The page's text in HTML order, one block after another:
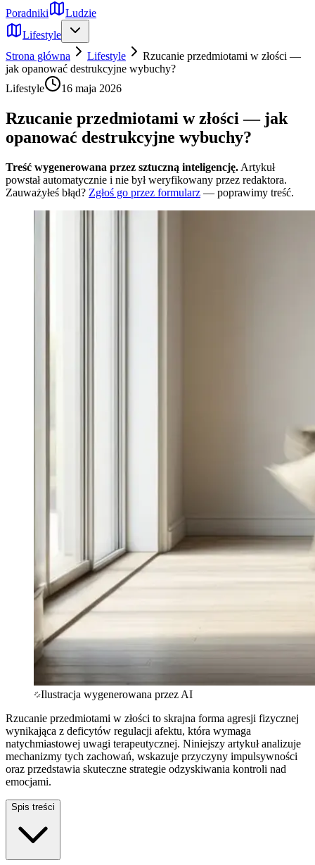
Poradniki
Ludzie
Lifestyle
Strona główna
Lifestyle
Rzucanie przedmiotami w złości —
jak opanować destrukcyjne wybuchy?
Lifestyle
16 maja 2026
Rzucanie przedmiotami w złości — jak
opanować destrukcyjne wybuchy?
Treść wygenerowana przez sztuczną inteligencję. Artykuł
powstał automatycznie i nie był weryfikowany przez redaktora.
Zauważyłeś błąd? Zgłoś go przez formularz — poprawimy treść.
Ilustracja wygenerowana przez AI
Rzucanie przedmiotami w złości to skrajna forma agresji fizycznej
wynikająca z deficytów regulacji afektu, która wymaga
natychmiastowej uwagi terapeutycznej. Niniejszy artykuł analizuje
mechanizmy tych zachowań, wskazuje przyczyny impulsywności
oraz przedstawia skuteczne strategie odzyskiwania kontroli nad
emocjami.
Spis treści